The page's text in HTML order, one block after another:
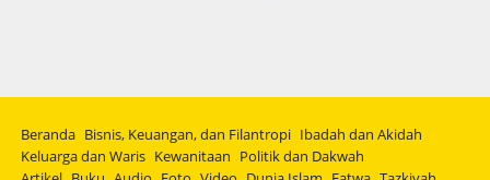
Beranda Bisnis, Keuangan, dan Filantropi Ibadah dan Akidah
Keluarga dan Waris Kewanitaan Politik dan Dakwah